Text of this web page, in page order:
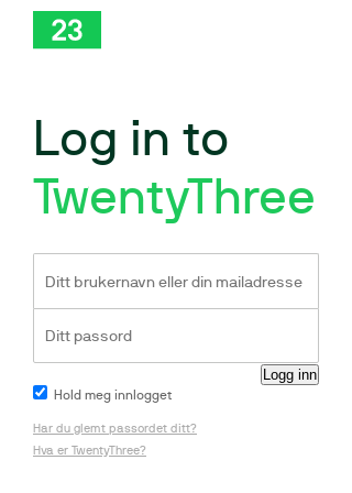
Log in to
TwentyThree
Hold meg innlogget
Har du glemt passordet ditt?
Hva er TwentyThree?